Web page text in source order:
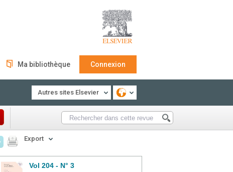
Ma bibliothèque Connexion
Autres sites Elsevier
Export
Vol 204 - N° 3